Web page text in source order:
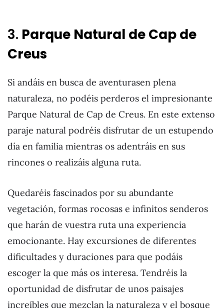
3. Parque Natural de Cap de
Creus
Si andáis en busca de aventurasen plena
naturaleza, no podéis perderos el impresionante
Parque Natural de Cap de Creus. En este extenso
paraje natural podréis disfrutar de un estupendo
día en familia mientras os adentráis en sus
rincones o realizáis alguna ruta.
Quedaréis fascinados por su abundante
vegetación, formas rocosas e infinitos senderos
que harán de vuestra ruta una experiencia
emocionante. Hay excursiones de diferentes
dificultades y duraciones para que podáis
escoger la que más os interesa. Tendréis la
oportunidad de disfrutar de unos paisajes
increíbles que mezclan la naturaleza y el bosque